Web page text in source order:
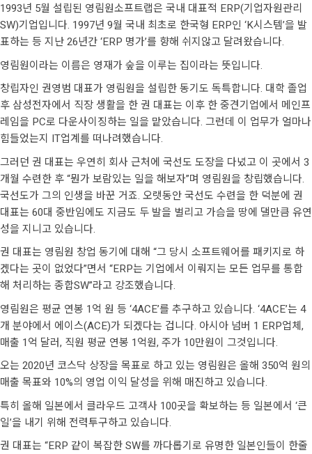
1993년 5월 설립된 영림원소프트랩은 국내 대표적 ERP(기업자원관리
SW)기업입니다. 1997년 9월 국내 최초로 한국형 ERP인 ‘K시스템’을 발
표하는 등 지난 26년간 ‘ERP 명가’를 향해 쉬지않고 달려왔습니다.
영림원이라는 이름은 영재가 숲을 이루는 집이라는 뜻입니다.
창립자인 권영범 대표가 영림원을 설립한 동기도 독특합니다. 대학 졸업
후 삼성전자에서 직장 생활을 한 권 대표는 이후 한 중견기업에서 메인프
레임을 PC로 다운사이징하는 일을 맡았습니다. 그런데 이 업무가 얼마나
힘들었는지 IT업계를 떠나려했습니다.
그러던 권 대표는 우연히 회사 근처에 국선도 도장을 다녔고 이 곳에서 3
개월 수련한 후 “뭔가 보람있는 일을 해보자”며 영림원을 창립했습니다.
국선도가 그의 인생을 바꾼 거죠. 오랫동안 국선도 수련을 한 덕분에 권
대표는 60대 중반임에도 지금도 두 발을 벌리고 가슴을 땅에 댈만큼 유연
성을 지니고 있습니다.
권 대표는 영림원 창업 동기에 대해 “그 당시 소프트웨어를 패키지로 하
겠다는 곳이 없었다”면서 “ERP는 기업에서 이뤄지는 모든 업무를 통합
해 처리하는 종합SW”라고 강조했습니다.
영림원은 평균 연봉 1억 원 등 ‘4ACE’를 추구하고 있습니다. ‘4ACE’는 4
개 분야에서 에이스(ACE)가 되겠다는 겁니다. 아시아 넘버 1 ERP업체,
매출 1억 달러, 직원 평균 연봉 1억원, 주가 10만원이 그것입니다.
오는 2020년 코스닥 상장을 목표로 하고 있는 영림원은 올해 350억 원의
매출 목표와 10%의 영업 이익 달성을 위해 매진하고 있습니다.
특히 올해 일본에서 클라우드 고객사 100곳을 확보하는 등 일본에서 ‘큰
일’을 내기 위해 전력투구하고 있습니다.
권 대표는 “ERP 같이 복잡한 SW를 까다롭기로 유명한 일본인들이 한줄